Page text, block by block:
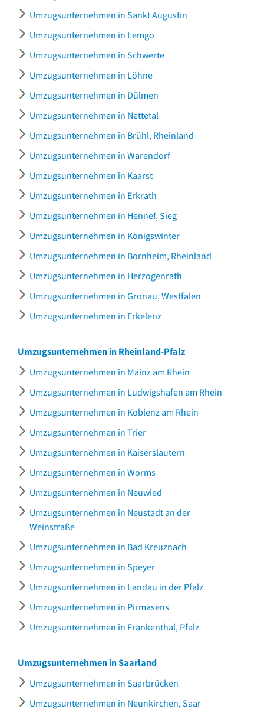
Umzugsunternehmen in Sankt Augustin
Umzugsunternehmen in Lemgo
Umzugsunternehmen in Schwerte
Umzugsunternehmen in Löhne
Umzugsunternehmen in Dülmen
Umzugsunternehmen in Nettetal
Umzugsunternehmen in Brühl, Rheinland
Umzugsunternehmen in Warendorf
Umzugsunternehmen in Kaarst
Umzugsunternehmen in Erkrath
Umzugsunternehmen in Hennef, Sieg
Umzugsunternehmen in Königswinter
Umzugsunternehmen in Bornheim, Rheinland
Umzugsunternehmen in Herzogenrath
Umzugsunternehmen in Gronau, Westfalen
Umzugsunternehmen in Erkelenz
Umzugsunternehmen in Rheinland-Pfalz
Umzugsunternehmen in Mainz am Rhein
Umzugsunternehmen in Ludwigshafen am Rhein
Umzugsunternehmen in Koblenz am Rhein
Umzugsunternehmen in Trier
Umzugsunternehmen in Kaiserslautern
Umzugsunternehmen in Worms
Umzugsunternehmen in Neuwied
Umzugsunternehmen in Neustadt an der
Weinstraße
Umzugsunternehmen in Bad Kreuznach
Umzugsunternehmen in Speyer
Umzugsunternehmen in Landau in der Pfalz
Umzugsunternehmen in Pirmasens
Umzugsunternehmen in Frankenthal, Pfalz
Umzugsunternehmen in Saarland
Umzugsunternehmen in Saarbrücken
Umzugsunternehmen in Neunkirchen, Saar